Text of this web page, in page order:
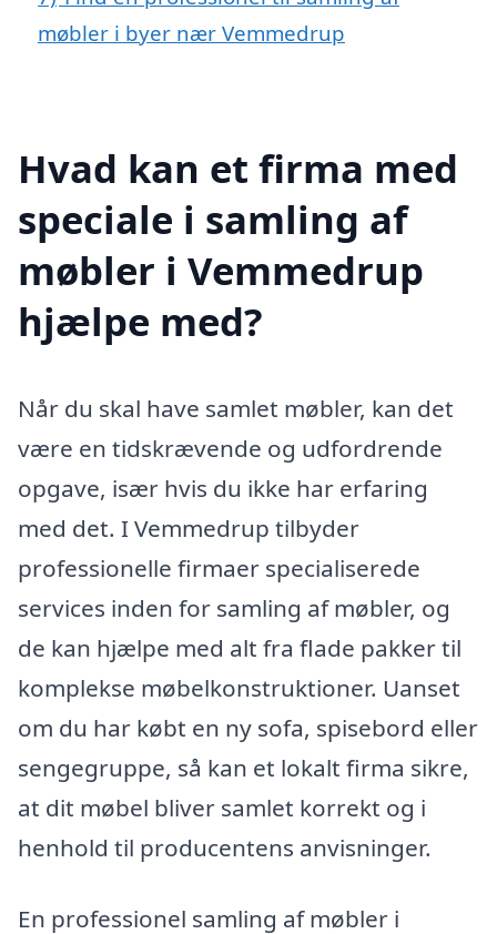
møbler i byer nær Vemmedrup
Hvad kan et firma med
speciale i samling af
møbler i Vemmedrup
hjælpe med?
Når du skal have samlet møbler, kan det
være en tidskrævende og udfordrende
opgave, især hvis du ikke har erfaring
med det. I Vemmedrup tilbyder
professionelle firmaer specialiserede
services inden for samling af møbler, og
de kan hjælpe med alt fra flade pakker til
komplekse møbelkonstruktioner. Uanset
om du har købt en ny sofa, spisebord eller
sengegruppe, så kan et lokalt firma sikre,
at dit møbel bliver samlet korrekt og i
henhold til producentens anvisninger.
En professionel samling af møbler i